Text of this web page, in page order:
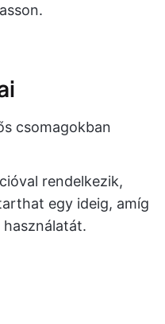
csomagokban
rendelkezik,
egy ideig, amíg